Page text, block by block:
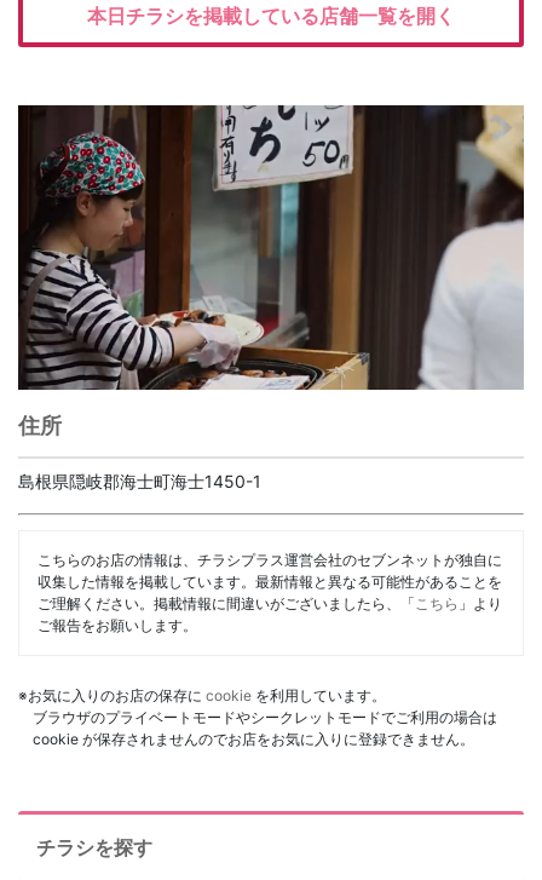
本日チラシを掲載している店舗一覧を開く
住所
島根県隠岐郡海士町海士1450-1
こちらのお店の情報は、チラシプラス運営会社のセブンネットが独自に
収集した情報を掲載しています。最新情報と異なる可能性があることを
ご理解ください。掲載情報に間違いがございましたら、「 こちら 」より
ご報告をお願いします。
※お気に入りのお店の保存に cookie を利用しています。
ブラウザのプライベートモードやシークレットモードでご利用の場合は
cookie が保存されませんのでお店をお気に入りに登録できません。
チラシを探す